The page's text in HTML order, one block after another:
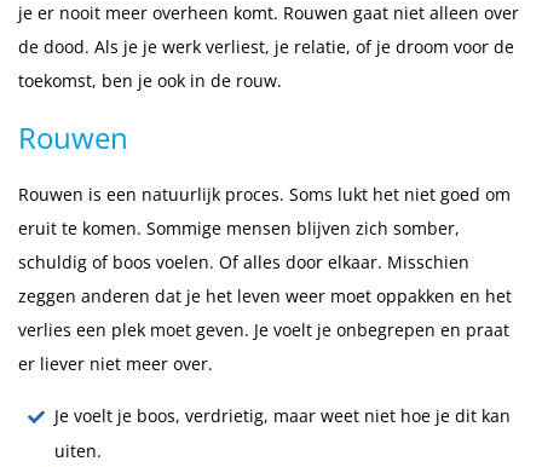
je er nooit meer overheen komt. Rouwen gaat niet alleen over
de dood. Als je je werk verliest, je relatie, of je droom voor de
toekomst, ben je ook in de rouw.
Rouwen
Rouwen is een natuurlijk proces. Soms lukt het niet goed om
eruit te komen. Sommige mensen blijven zich somber,
schuldig of boos voelen. Of alles door elkaar. Misschien
zeggen anderen dat je het leven weer moet oppakken en het
verlies een plek moet geven. Je voelt je onbegrepen en praat
er liever niet meer over.
Je voelt je boos, verdrietig, maar weet niet hoe je dit kan
uiten.